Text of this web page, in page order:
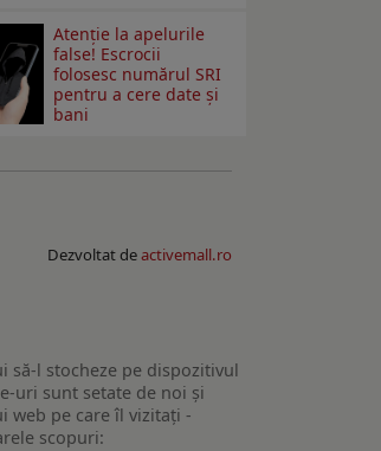
Atenție la apelurile
false! Escrocii
folosesc numărul SRI
pentru a cere date și
bani
Dezvoltat deactivemall.ro
să-l stocheze pe dispozitivul
uri sunt setate de noi și
web pe care îl vizitați -
scopuri: